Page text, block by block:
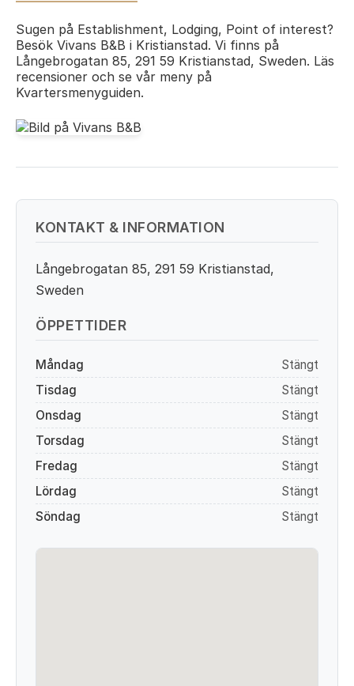
Sugen på Establishment, Lodging, Point of interest?
Besök Vivans B&B i Kristianstad. Vi finns på
Långebrogatan 85, 291 59 Kristianstad, Sweden. Läs
recensioner och se vår meny på
Kvartersmenyguiden.
KONTAKT & INFORMATION
Långebrogatan 85, 291 59 Kristianstad,
Sweden
ÖPPETTIDER
Måndag
Stängt
Tisdag
Stängt
Onsdag
Stängt
Torsdag
Stängt
Fredag
Stängt
Lördag
Stängt
Söndag
Stängt